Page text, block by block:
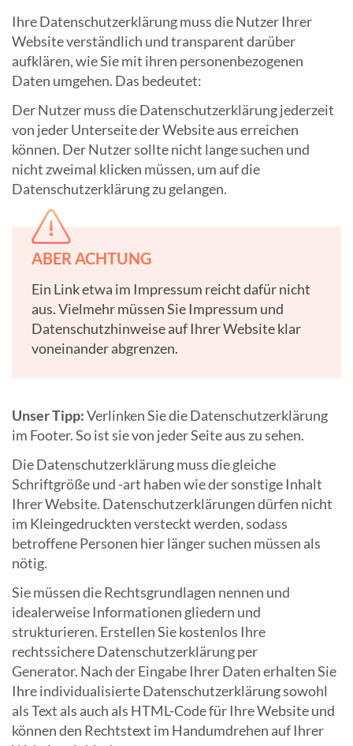
Ihre Datenschutzerklärung muss die Nutzer Ihrer
Website verständlich und transparent darüber
aufklären, wie Sie mit ihren personenbezogenen
Daten umgehen. Das bedeutet:
Der Nutzer muss die Datenschutzerklärung jederzeit
von jeder Unterseite der Website aus erreichen
können. Der Nutzer sollte nicht lange suchen und
nicht zweimal klicken müssen, um auf die
Datenschutzerklärung zu gelangen.
ABER ACHTUNG
Ein Link etwa im Impressum reicht dafür nicht
aus. Vielmehr müssen Sie Impressum und
Datenschutzhinweise auf Ihrer Website klar
voneinander abgrenzen.
UnserTipp:Verlinken Sie die Datenschutzerklärung
im Footer. So ist sie von jeder Seite aus zu sehen.
Die Datenschutzerklärung muss die gleiche
Schriftgröße und -art haben wie der sonstige Inhalt
Ihrer Website. Datenschutzerklärungen dürfen nicht
im Kleingedruckten versteckt werden, sodass
betroffene Personen hier länger suchen müssen als
nötig.
Sie müssen die Rechtsgrundlagen nennen und
idealerweise Informationen gliedern und
strukturieren. Erstellen Sie kostenlos Ihre
rechtssichere Datenschutzerklärung per
Generator. Nach der Eingabe Ihrer Daten erhalten Sie
Ihre individualisierte Datenschutzerklärung sowohl
als Text als auch als HTML-Code für Ihre Website und
können den Rechtstext im Handumdrehen auf Ihrer